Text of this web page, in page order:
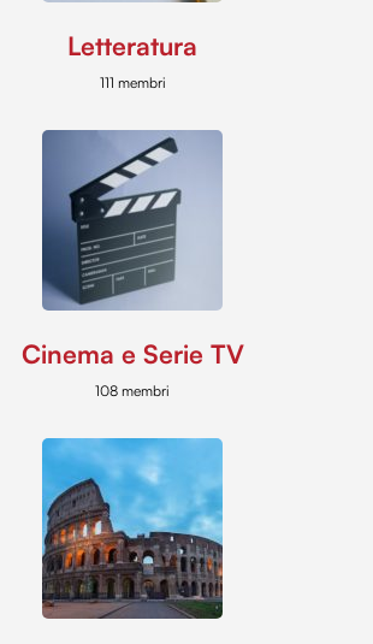
Letteratura
111 membri
Cinema e Serie TV
108 membri